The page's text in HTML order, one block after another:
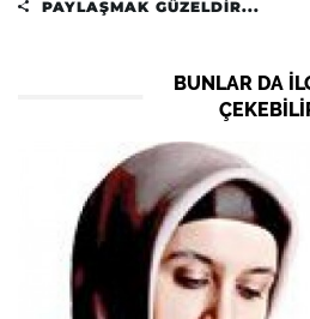
PAYLAŞMAK GÜZELDIR...
BUNLAR DA